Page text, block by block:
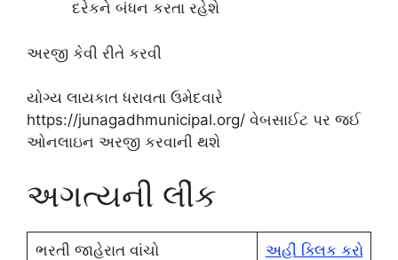
દરેકને બંધન કરતા રહેશે
અરજી કેવી રીતે કરવી
યોગ્ય લાયકાત ધરાવતા ઉમેદવારે
https://junagadhmunicipal.org/ વેબસાઈટ પર જઈ
ઓનલાઇન અરજી કરવાની થશે
અગત્યની લીંક
ભરતી જાહેરાત વાંચો અહીં ક્લિક કરો